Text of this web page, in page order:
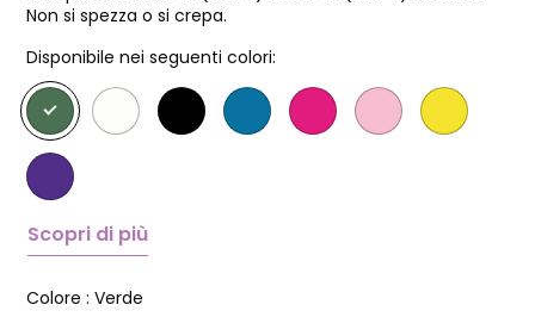
Non si spezza o si crepa.
Disponibile nei seguenti colori:
Scopri di più
Colore : Verde